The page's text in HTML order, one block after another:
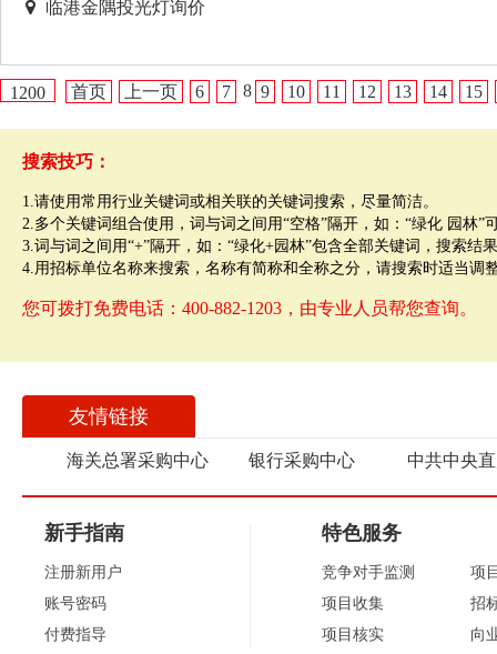
临港金隅投光灯询价
1200 首页 上一页 6 7 8 9 10 11 12 13 14 15
搜索技巧：
1.请使用常用行业关键词或相关联的关键词搜索，尽量简洁。
2.多个关键词组合使用，词与词之间用“空格”隔开，如：“绿化 园林”
3.词与词之间用“+”隔开，如：“绿化+园林”包含全部关键词，搜索结
4.用招标单位名称来搜索，名称有简称和全称之分，请搜索时适当调
您可拨打免费电话：400-882-1203，由专业人员帮您查询。
友情链接
海关总署采购中心 银行采购中心 中共中央
新手指南
注册新用户
账号密码
付费指导
特色服务
竞争对手监测
项目收集
项目核实
项
招
向